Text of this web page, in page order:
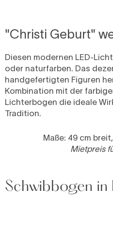
"Christi Geburt"
Diesen modernen LED-
oder naturfarben. Das
handgefertigten Figuren
Kombination mit der
Lichterbogen die ideale
Tradition.
Maße: 49 cm
Mietpreis
Schwibbogen in